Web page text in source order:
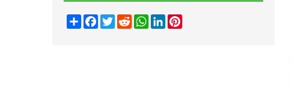
ShareFacebook
TwitterRedditWhatsApp
LinkedIn